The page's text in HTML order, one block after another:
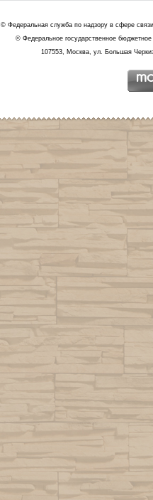
© Федеральная служба по надзору в сфере
© Федеральное государственное
107553, Москва, ул. Большая